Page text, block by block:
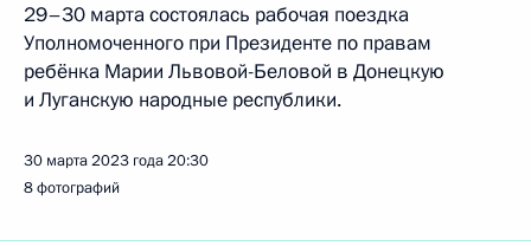
29–30 марта состоялась рабочая поездка
Уполномоченного при Президенте по правам
ребёнка Марии Львовой-Беловой в Донецкую
и Луганскую народные республики.
30 марта 2023 года20:30
8 фотографий